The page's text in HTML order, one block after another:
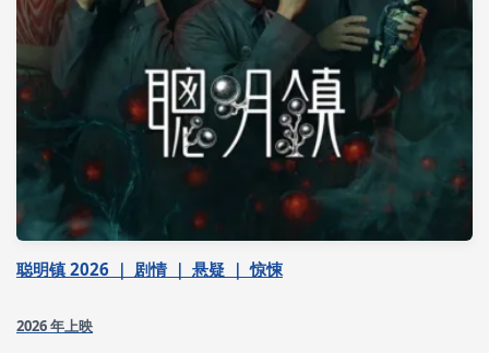
聪明镇 2026 ｜ 剧情 ｜ 悬疑 ｜ 惊悚
2026 年上映